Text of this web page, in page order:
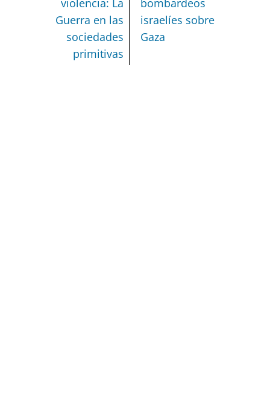
violencia: La
Guerra en las
sociedades
primitivas
bombardeos
israelíes sobre
Gaza